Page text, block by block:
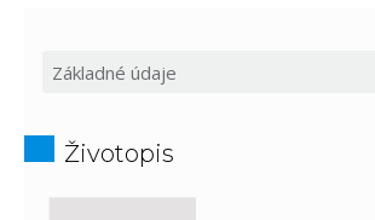
Životopis